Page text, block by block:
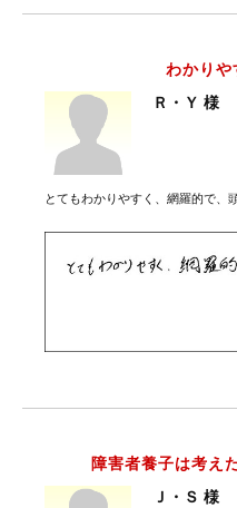
わかりや
Ｒ・Ｙ 様
とてもわかりやすく、網羅的で、
障害者養子は考え
Ｊ・Ｓ 様